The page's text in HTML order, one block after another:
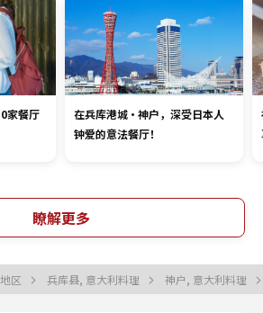
家餐厅
在兵库港城・神户，深受日本人
钟爱的意法餐厅！
瞭解更多
区 兵库县, 意大利料理 神户, 意大利料理